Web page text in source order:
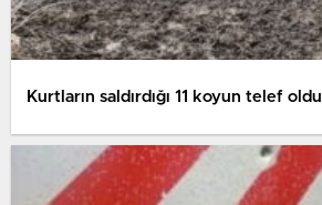
Kurtların saldırdığı 11 koyun telef oldu